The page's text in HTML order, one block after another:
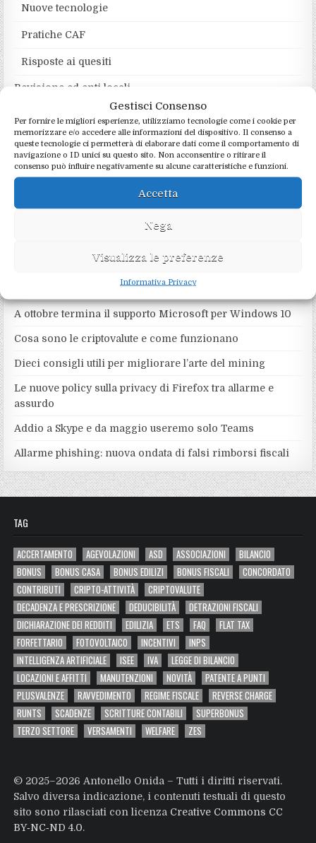
Gestisci Consenso
Per fornire le migliori esperienze, utilizziamo tecnologie come i cookie per
memorizzare e/o accedere alle informazioni del dispositivo. Il consenso a
queste tecnologie ci permetterà di elaborare dati come il comportamento di
navigazione o ID unici su questo sito. Non acconsentire o ritirare il
consenso può influire negativamente su alcune caratteristiche e funzioni.
Accetta
Nega
Visualizza le preferenze
Informativa Privacy
Nuove tecnologie
Pratiche CAF
Risposte ai quesiti
Revisione ed enti locali
INFORMATION TECNOLOGY
Sicurezza informatica nel 2026: trend, rischi e priorità
per le imprese
Cyberattacchi e server Linux: cosa raccontano davvero i
A ottobre termina il supporto Microsoft per Windows 10
Cosa sono le criptovalute e come funzionano
Dieci consigli utili per migliorare l’arte del mining
Le nuove policy sulla privacy di Firefox tra allarme e
assurdo
Addio a Skype e da maggio useremo solo Teams
Allarme phishing: nuova ondata di falsi rimborsi fiscali
TAG
ACCERTAMENTO AGEVOLAZIONI ASD ASSOCIAZIONI
BILANCIO
BONUS
BONUS CASA BONUS EDILIZI BONUS FISCALI
CONCORDATO
CONTRIBUTI
CRIPTO-ATTIVITÀ
CRIPTOVALUTE
DECADENZA E PRESCRIZIONE
DEDUCIBILITÀ
DETRAZIONI FISCALI
DICHIARAZIONE DEI REDDITI
EDILIZIA ETS FAQ
FLAT TAX
FORFETTARIO
FOTOVOLTAICO INCENTIVI
INPS
INTELLIGENZA ARTIFICIALE
ISEE IVA
LEGGE DI BILANCIO
LOCAZIONI E AFFITTI
MANUTENZIONI NOVITÀ
PATENTE A PUNTI
PLUSVALENZE
RAVVEDIMENTO REGIME FISCALE
REVERSE CHARGE
RUNTS
SCADENZE SCRITTURE CONTABILI
SUPERBONUS
TERZO SETTORE
VERSAMENTI WELFARE ZES
© 2025–2026 Antonello Onida – Tutti i diritti riservati.
Salvo diversa indicazione, i contenuti testuali di questo
sito sono rilasciati con licenza Creative Commons CC
BY‑NC‑ND 4.0.